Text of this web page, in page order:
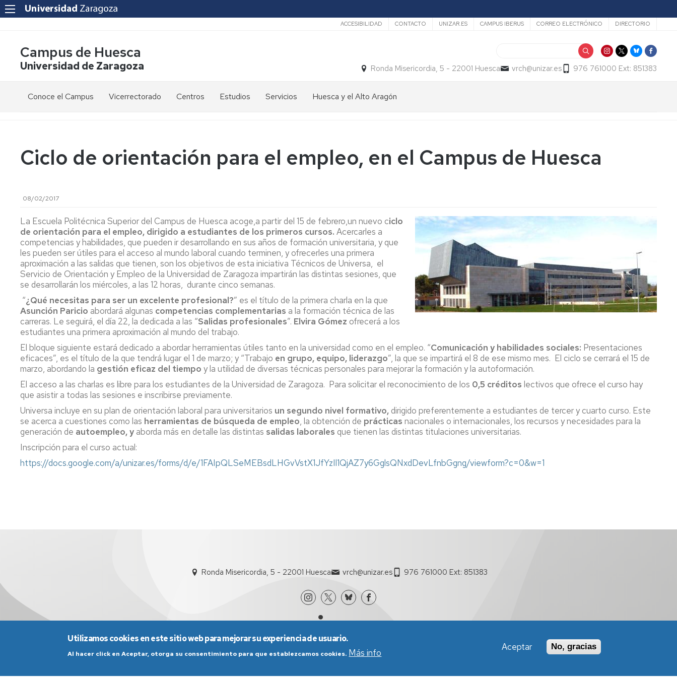
Secundario
ACCESIBILIDAD CONTACTO UNIZAR.ES CAMPUS IBERUS CORREO ELECTRÓNICO DIRECTORIO
Campus de Huesca
Universidad de Zaragoza Ronda Misericordia, 5 - 22001 Huesca vrch@unizar.es 976 761000 Ext: 851383
Conoce el Campus
Vicerrectora
estamos
Imágenes
Documentos
de
referencia/Normativa
Get
to
know
us
Vicerrectorado
el
Lenguas
como
lengua
Extranjera
Universidad
de
la
Experiencia
en
el
Campus
de
Huesca
Servicio
de
Orientación
y
Empleo
Internacionalización
Cultura,
Comunicación
e
Imagen
Actividades
Culturales
Comunicación
e
imagen
Actividades
e
instalaciones
deportivas
Informática
y
comunicaciones
de
Centros Estudios
Estudios
de
Servicios Huesca y el Alto Aragón
Medios
de
Transporte
En
el
Alto
Aragón
Espacios
naturales
Cultura
jóvenes
Ciclo de orientación para el empleo, en el Campus de Huesca
08/02/2017
La Escuela Politécnica Superior del Campus de Huesca acoge,a partir del 15 de febrero,un nuevo ciclo
de orientación para el empleo, dirigido a estudiantes de los primeros cursos. Acercarles a
competencias y habilidades, que pueden ir desarrollando en sus años de formación universitaria, y que
les pueden ser útiles para el acceso al mundo laboral cuando terminen, y ofrecerles una primera
aproximación a las salidas que tienen, son los objetivos de esta iniciativa Técnicos de Universa, el
Servicio de Orientación y Empleo de la Universidad de Zaragoza impartirán las distintas sesiones, que
se desarrollarán los miércoles, a las 12 horas, durante cinco semanas.
“¿Qué necesitas para ser un excelente profesional?” es el título de la primera charla en la que
Asunción Paricio abordará algunas competencias complementarias a la formación técnica de las
carreras. Le seguirá, el día 22, la dedicada a las “Salidas profesionales”. Elvira Gómez ofrecerá a los
estudiantes una primera aproximación al mundo del trabajo.
El bloque siguiente estará dedicado a abordar herramientas útiles tanto en la universidad como en el empleo. “Comunicación y habilidades sociales: Presentaciones
eficaces”, es el título de la que tendrá lugar el 1 de marzo; y “Trabajo en grupo, equipo, liderazgo”, la que se impartirá el 8 de ese mismo mes. El ciclo se cerrará el 15 de
marzo, abordando la gestión eficaz del tiempo y la utilidad de diversas técnicas personales para mejorar la formación y la autoformación.
El acceso a las charlas es libre para los estudiantes de la Universidad de Zaragoza. Para solicitar el reconocimiento de los 0,5 créditos lectivos que ofrece el curso hay
que asistir a todas las sesiones e inscribirse previamente.
Universa incluye en su plan de orientación laboral para universitarios un segundo nivel formativo,dirigido preferentemente a estudiantes de tercer y cuarto curso. Este
se acerca a cuestiones como las herramientas de búsqueda de empleo, la obtención de prácticas nacionales o internacionales, los recursos y necesidades para la
generación de autoempleo, y aborda más en detalle las distintas salidas laborales que tienen las distintas titulaciones universitarias.
Inscripción para el curso actual:
https://docs.google.com/a/unizar.es/forms/d/e/1FAIpQLSeMEBsdLHGvVstX1JfYzIl1QjAZ7y6GglsQNxdDevLfnbGgng/viewform?c=0&w=1
Ronda Misericordia, 5 - 22001 Huesca vrch@unizar.es 976 761000 Ext: 851383
Aviso Legal Condiciones generales de uso Política de Privacidad Política de Cookies Política de Accesibilidad
Utilizamos cookies en este sitio web para mejorar su experiencia de usuario.
Al hacer click en Aceptar, otorga su consentimiento para que establezcamos cookies. Más info
Aceptar No, gracias